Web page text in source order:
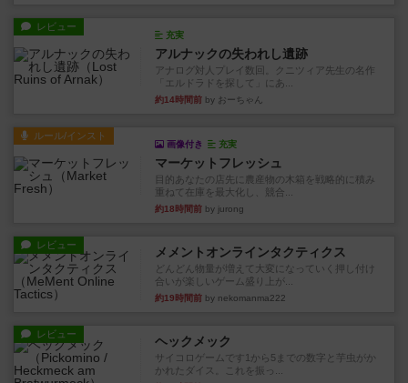
レビュー
充実
アルナックの失われし遺跡
アナログ対人プレイ数回。クニツィア先生の名作
「エルドラドを探して」にあ...
約14時間前 by おーちゃん
ルール/インスト
画像付き 充実
マーケットフレッシュ
目的あなたの店先に農産物の木箱を戦略的に積み
重ねて在庫を最大化し、競合...
約18時間前 by jurong
レビュー メメントオンラインタクティクス
どんどん物量が増えて大変になっていく押し付け
合いが楽しいゲーム盛り上が...
約19時間前 by nekomanma222
レビュー ヘックメック
サイコロゲームです1から5までの数字と芋虫がか
かれたダイス。これを振っ...